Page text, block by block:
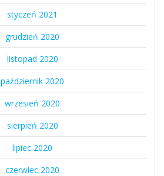
styczeń 2021
grudzień 2020
listopad 2020
październik 2020
wrzesień 2020
sierpień 2020
lipiec 2020
czerwiec 2020